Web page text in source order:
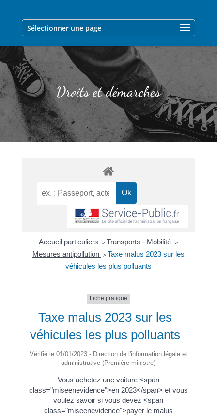
Sélectionner une page
Droits et démarches
Accueil particuliers > Transports - Mobilité >
Mesures antipollution > Taxe malus 2023 sur les
véhicules les plus polluants
Fiche pratique
Taxe malus 2023 sur les
véhicules les plus polluants
Vérifié le 01/01/2023 - Direction de l'information légale et
administrative (Première ministre)
Vous achetez une voiture <span
class="miseenevidence">en 2023</span> et vous
voulez savoir si vous devez <span
class="miseenevidence">payer le malus